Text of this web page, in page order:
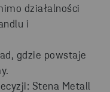
działalności
i
gdzie powstaje
Stena Metall